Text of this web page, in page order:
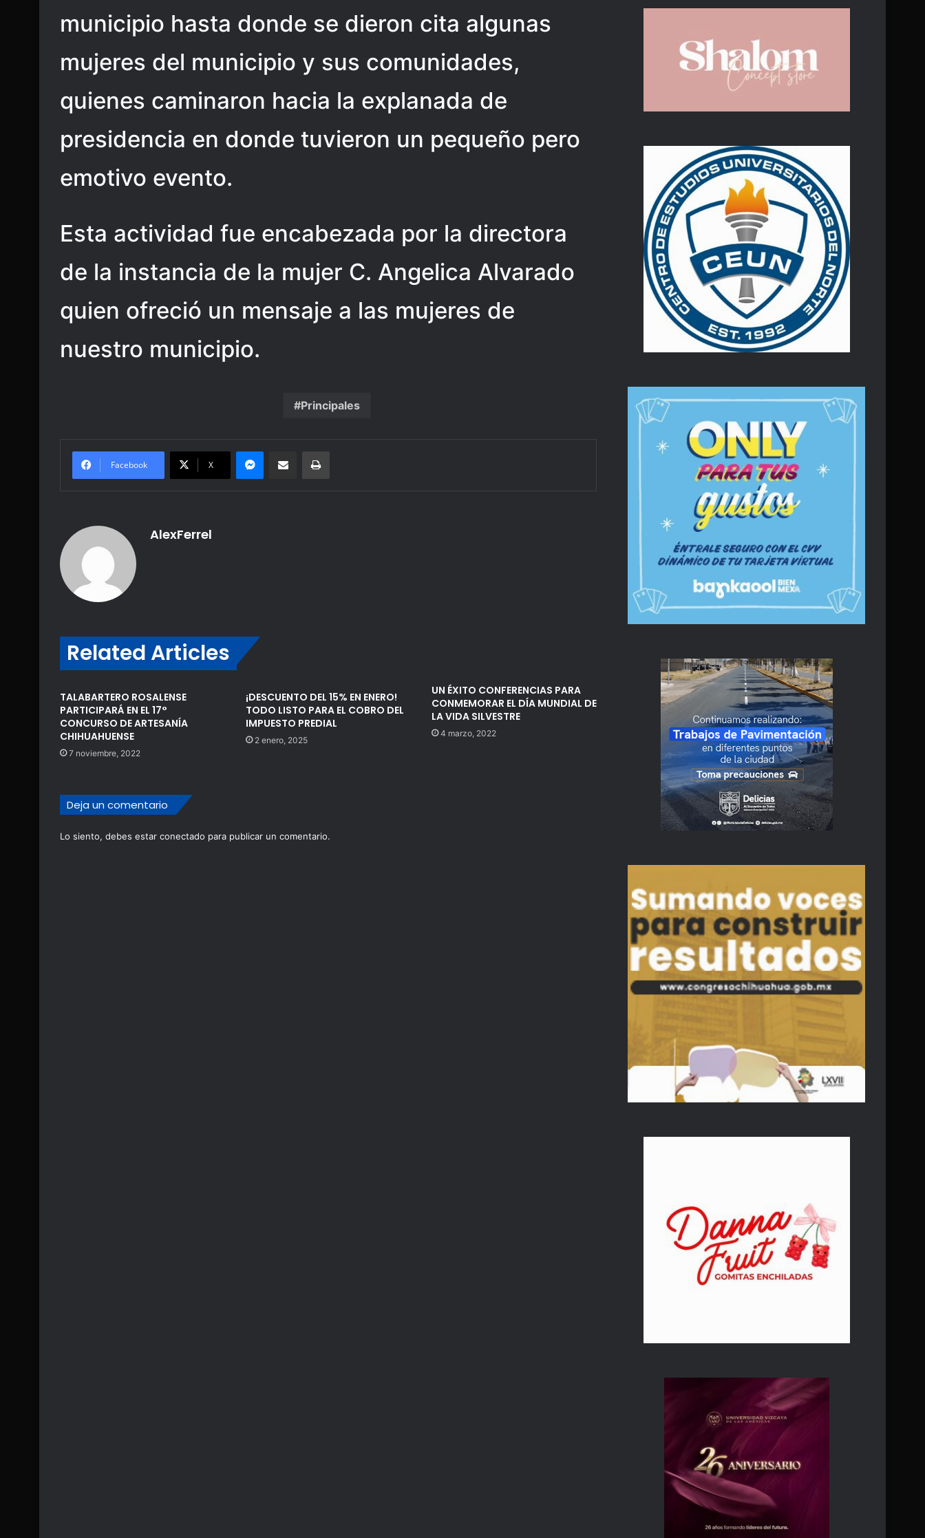
municipio hasta donde se dieron cita algunas
mujeres del municipio y sus comunidades,
quienes caminaron hacia la explanada de
presidencia en donde tuvieron un pequeño pero
emotivo evento.
Esta actividad fue encabezada por la directora
de la instancia de la mujer C. Angelica Alvarado
quien ofreció un mensaje a las mujeres de
nuestro municipio.
Principales
Facebook X
Messenger
Share via Email Print
AlexFerrel
Related Articles
TALABARTERO ROSALENSE
PARTICIPARÁ EN EL 17°
CONCURSO DE ARTESANÍA
CHIHUAHUENSE
7 noviembre, 2022
¡DESCUENTO DEL 15% EN ENERO!
TODO LISTO PARA EL COBRO DEL
IMPUESTO PREDIAL
2 enero, 2025
UN ÉXITO CONFERENCIAS PARA
CONMEMORAR EL DÍA MUNDIAL DE
LA VIDA SILVESTRE
4 marzo, 2022
Deja un comentario
Lo siento, debes estar conectado para publicar un comentario.